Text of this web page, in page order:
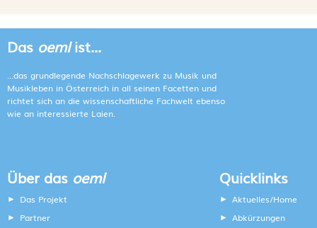
Das oemlist...
...das grundlegende Nachschlagewerk zu Musik und
Musikleben in Österreich in all seinen Facetten und
richtet sich an die wissenschaftliche Fachwelt ebenso
wie an interessierte Laien.
Über das oeml
Das Projekt
Partner
Quicklinks
Aktuelles/Home
Abkürzungen